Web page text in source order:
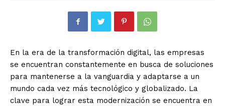
En la era de la transformación digital, las empresas
se encuentran constantemente en busca de soluciones
para mantenerse a la vanguardia y adaptarse a un
mundo cada vez más tecnológico y globalizado. La
clave para lograr esta modernización se encuentra en